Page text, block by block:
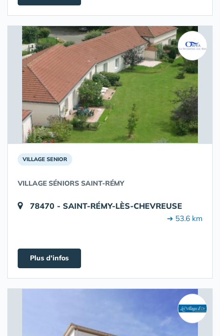
VILLAGE SENIOR
VILLAGE SÉNIORS SAINT-RÉMY
78470 - SAINT-RÉMY-LÈS-CHEVREUSE
➔ 53.6 km
Plus d'infos